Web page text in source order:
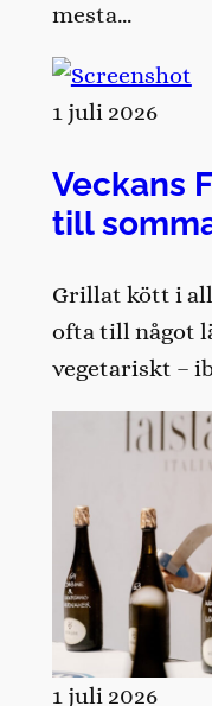
mesta…
1 juli 2026
Veckans
till
Grillat kött i
ofta till något
vegetariskt –
1 juli 2026